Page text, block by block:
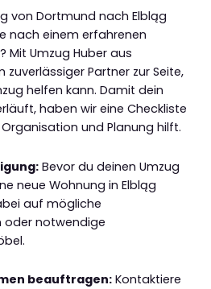
von Dortmund nach Elbląg
nach einem erfahrenen
Mit Umzug Huber aus
Partner zur Seite,
helfen kann. Damit dein
haben wir eine Checkliste
und Planung hilft.
Bevor du deinen Umzug
neue Wohnung in Elbląg
auf mögliche
oder notwendige
beauftragen: Kontaktiere